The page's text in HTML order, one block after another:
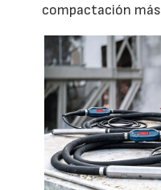
compactación